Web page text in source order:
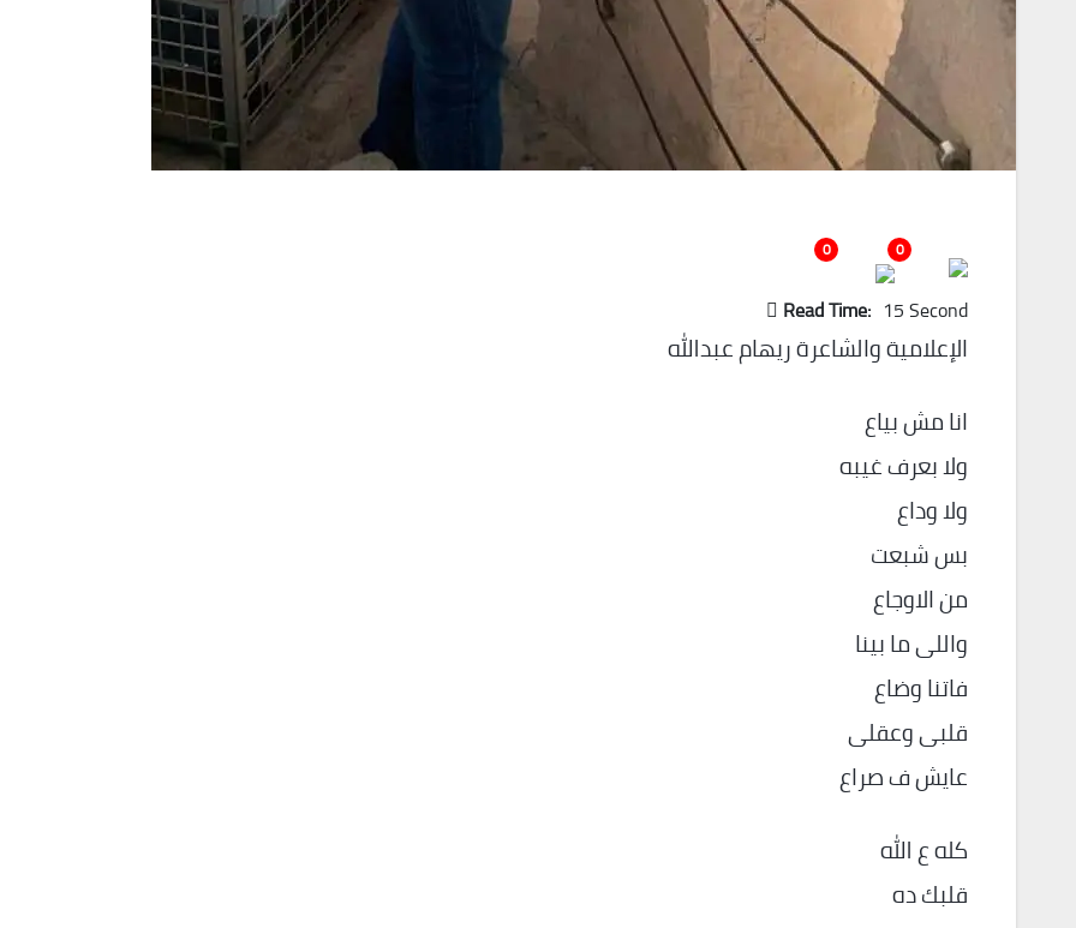
0
0
Read Time: 15 Second
الإعلامية والشاعرة ريهام عبدالله
انا مش بياع
ولا بعرف غيبه
ولا وداع
بس شبعت
من الاوجاع
واللى ما بينا
فاتنا وضاع
قلبى وعقلى
عايش ف صراع
كله ع الله
قلبك ده